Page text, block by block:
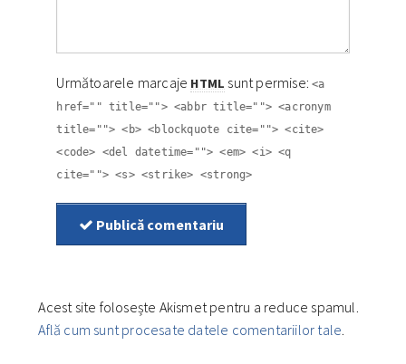
Următoarele marcaje HTML sunt permise:<a
href="" title=""> <abbr title=""> <acronym
title=""> <b> <blockquote cite=""> <cite>
<code> <del datetime=""> <em> <i> <q
cite=""> <s> <strike> <strong>
Publică comentariu
Acest site folosește Akismet pentru a reduce spamul.
Află cum sunt procesate datele comentariilor tale.